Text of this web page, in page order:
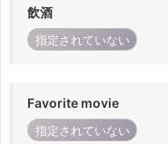
飲酒
指定されていない
Favorite movie
指定されていない